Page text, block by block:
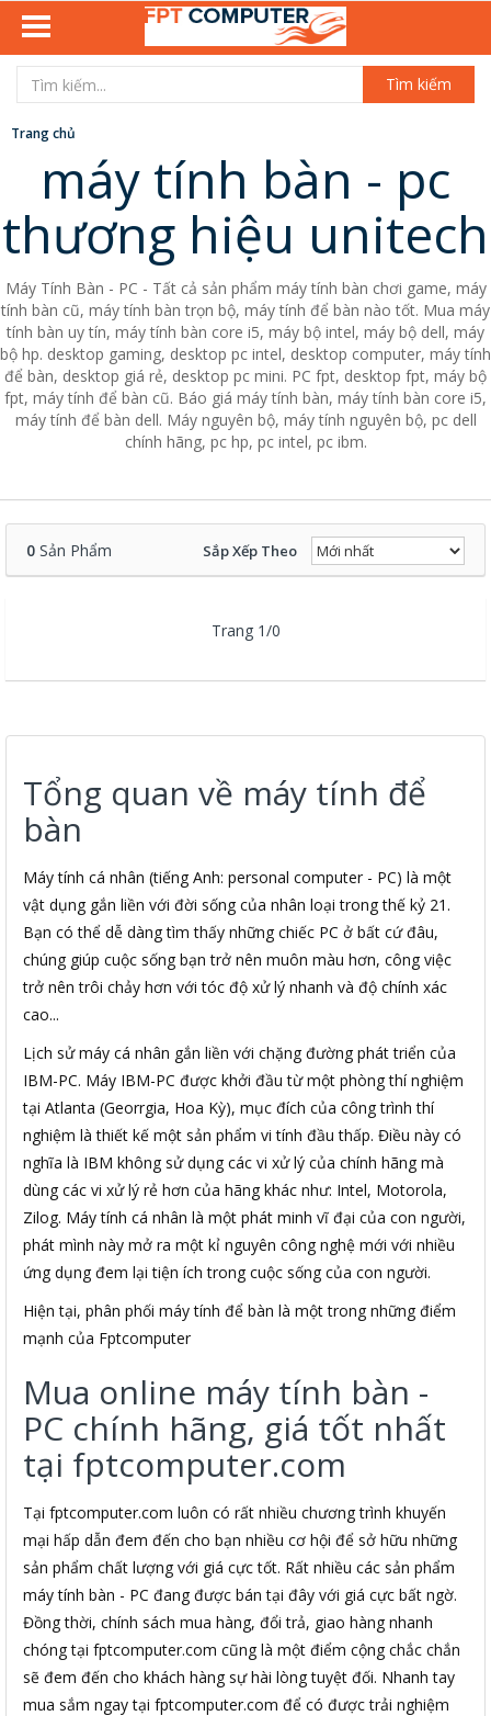
Tìm kiếm
Trang chủ
máy tính bàn - pc
thương hiệu unitech
Máy Tính Bàn - PC - Tất cả sản phẩm máy tính bàn chơi game, máy
tính bàn cũ, máy tính bàn trọn bộ, máy tính để bàn nào tốt. Mua máy
tính bàn uy tín, máy tính bàn core i5, máy bộ intel, máy bộ dell, máy
bộ hp. desktop gaming, desktop pc intel, desktop computer, máy tính
để bàn, desktop giá rẻ, desktop pc mini. PC fpt, desktop fpt, máy bộ
fpt, máy tính để bàn cũ. Báo giá máy tính bàn, máy tính bàn core i5,
máy tính để bàn dell. Máy nguyên bộ, máy tính nguyên bộ, pc dell
chính hãng, pc hp, pc intel, pc ibm.
0 Sản Phẩm Sắp Xếp Theo
Trang 1/0
Tổng quan về máy tính để
bàn
Máy tính cá nhân (tiếng Anh: personal computer - PC) là một
vật dụng gắn liền với đời sống của nhân loại trong thế kỷ 21.
Bạn có thể dễ dàng tìm thấy những chiếc PC ở bất cứ đâu,
chúng giúp cuộc sống bạn trở nên muôn màu hơn, công việc
trở nên trôi chảy hơn với tóc độ xử lý nhanh và độ chính xác
cao...
Lịch sử máy cá nhân gắn liền với chặng đường phát triển của
IBM-PC. Máy IBM-PC được khởi đầu từ một phòng thí nghiệm
tại Atlanta (Georrgia, Hoa Kỳ), mục đích của công trình thí
nghiệm là thiết kế một sản phẩm vi tính đầu thấp. Điều này có
nghĩa là IBM không sử dụng các vi xử lý của chính hãng mà
dùng các vi xử lý rẻ hơn của hãng khác như: Intel, Motorola,
Zilog. Máy tính cá nhân là một phát minh vĩ đại của con người,
phát mình này mở ra một kỉ nguyên công nghệ mới với nhiều
ứng dụng đem lại tiện ích trong cuộc sống của con người.
Hiện tại, phân phối máy tính để bàn là một trong những điểm
mạnh của Fptcomputer
Mua online máy tính bàn -
PC chính hãng, giá tốt nhất
tại fptcomputer.com
Tại fptcomputer.com luôn có rất nhiều chương trình khuyến
mại hấp dẫn đem đến cho bạn nhiều cơ hội để sở hữu những
sản phẩm chất lượng với giá cực tốt. Rất nhiều các sản phẩm
máy tính bàn - PC đang được bán tại đây với giá cực bất ngờ.
Đồng thời, chính sách mua hàng, đổi trả, giao hàng nhanh
chóng tại fptcomputer.com cũng là một điểm cộng chắc chắn
sẽ đem đến cho khách hàng sự hài lòng tuyệt đối. Nhanh tay
mua sắm ngay tại fptcomputer.com để có được trải nghiệm